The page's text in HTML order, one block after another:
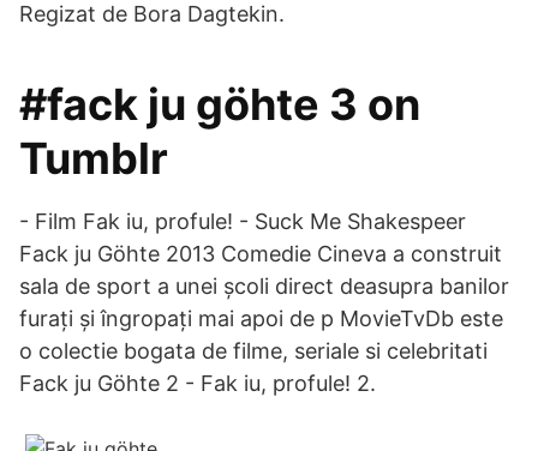
Regizat de Bora Dagtekin.
#fack ju göhte 3 on
Tumblr
- Film Fak iu, profule! - Suck Me Shakespeer
Fack ju Göhte 2013 Comedie Cineva a construit
sala de sport a unei școli direct deasupra banilor
furați și îngropați mai apoi de p MovieTvDb este
o colectie bogata de filme, seriale si celebritati
Fack ju Göhte 2 - Fak iu, profule! 2.